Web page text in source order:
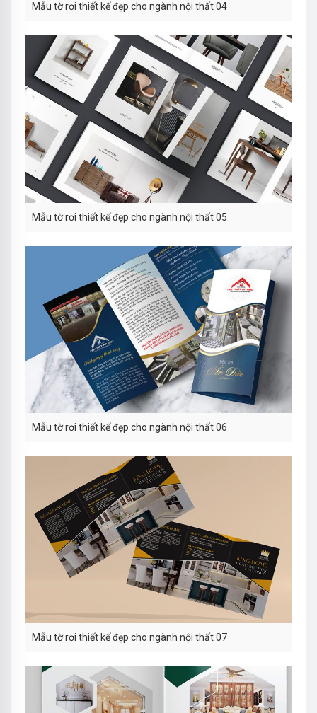
Mẫu tờ rơi thiết kế đẹp cho ngành nội thất 04
Mẫu tờ rơi thiết kế đẹp cho ngành nội thất 05
Mẫu tờ rơi thiết kế đẹp cho ngành nội thất 06
Mẫu tờ rơi thiết kế đẹp cho ngành nội thất 07